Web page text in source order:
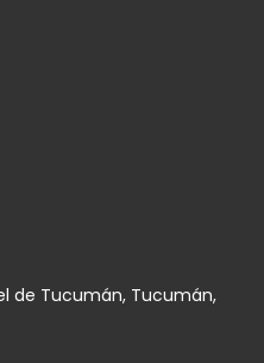
de Tucumán, Tucumán,